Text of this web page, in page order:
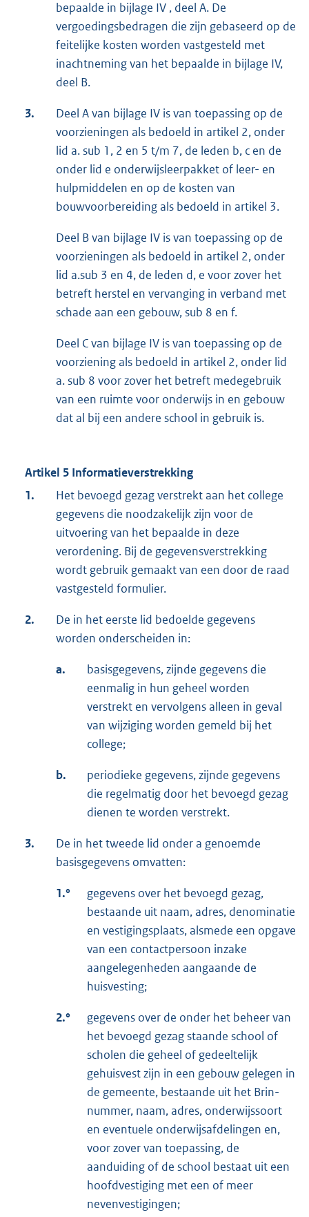
bepaalde in bijlage IV , deel A. De
vergoedingsbedragen die zijn gebaseerd op de
feitelijke kosten worden vastgesteld met
inachtneming van het bepaalde in bijlage IV,
deel B.
3.
Deel A van bijlage IV is van toepassing op de
voorzieningen als bedoeld in artikel 2, onder
lid a. sub 1, 2 en 5 t/m 7, de leden b, c en de
onder lid e onderwijsleerpakket of leer- en
hulpmiddelen en op de kosten van
bouwvoorbereiding als bedoeld in artikel 3.
Deel B van bijlage IV is van toepassing op de
voorzieningen als bedoeld in artikel 2, onder
lid a.sub 3 en 4, de leden d, e voor zover het
betreft herstel en vervanging in verband met
schade aan een gebouw, sub 8 en f.
Deel C van bijlage IV is van toepassing op de
voorziening als bedoeld in artikel 2, onder lid
a. sub 8 voor zover het betreft medegebruik
van een ruimte voor onderwijs in en gebouw
dat al bij een andere school in gebruik is.
Artikel 5 Informatieverstrekking
1.
Het bevoegd gezag verstrekt aan het college
gegevens die noodzakelijk zijn voor de
uitvoering van het bepaalde in deze
verordening. Bij de gegevensverstrekking
wordt gebruik gemaakt van een door de raad
vastgesteld formulier.
2.
De in het eerste lid bedoelde gegevens
worden onderscheiden in:
a.
basisgegevens, zijnde gegevens die
eenmalig in hun geheel worden
verstrekt en vervolgens alleen in geval
van wijziging worden gemeld bij het
college;
b.
periodieke gegevens, zijnde gegevens
die regelmatig door het bevoegd gezag
dienen te worden verstrekt.
3.
De in het tweede lid onder a genoemde
basisgegevens omvatten:
1.°
gegevens over het bevoegd gezag,
bestaande uit naam, adres, denominatie
en vestigingsplaats, alsmede een opgave
van een contactpersoon inzake
aangelegenheden aangaande de
huisvesting;
2.°
gegevens over de onder het beheer van
het bevoegd gezag staande school of
scholen die geheel of gedeeltelijk
gehuisvest zijn in een gebouw gelegen in
de gemeente, bestaande uit het Brin-
nummer, naam, adres, onderwijssoort
en eventuele onderwijsafdelingen en,
voor zover van toepassing, de
aanduiding of de school bestaat uit een
hoofdvestiging met een of meer
nevenvestigingen;